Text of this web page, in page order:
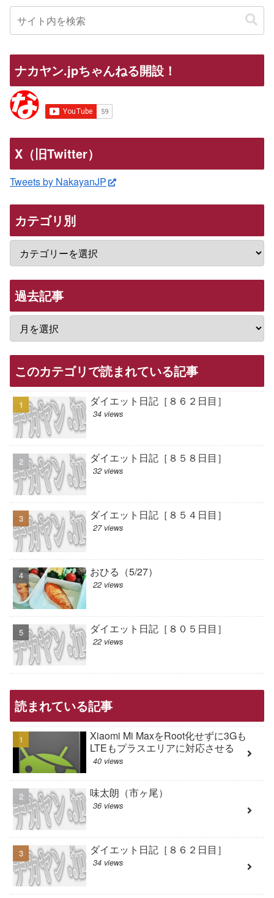
ナカヤン.jpちゃんねる開設！
X（旧Twitter）
Tweets by NakayanJP
カテゴリ別
過去記事
このカテゴリで読まれている記事
ダイエット日記［８６２日目］
34 views
ダイエット日記［８５８日目］
32 views
ダイエット日記［８５４日目］
27 views
おひる（5/27）
22 views
ダイエット日記［８０５日目］
22 views
読まれている記事
Xiaomi Mi MaxをRoot化せずに3Gも
LTEもプラスエリアに対応させる
40 views
味太朗（市ヶ尾）
36 views
ダイエット日記［８６２日目］
34 views